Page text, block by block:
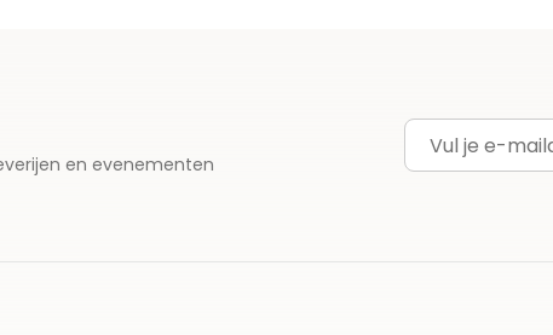
en evenementen E-mailadres